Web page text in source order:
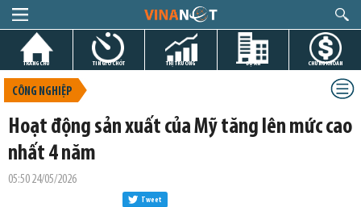
TRANG CHỦ TIN GIỜ CHÓT THỊ TRƯỜNG DỰ ÁN CHỨNG KHOÁN
CÔNG NGHIỆP
Hoạt động sản xuất của Mỹ tăng lên mức cao
nhất 4 năm
05:50 24/05/2026
Tweet